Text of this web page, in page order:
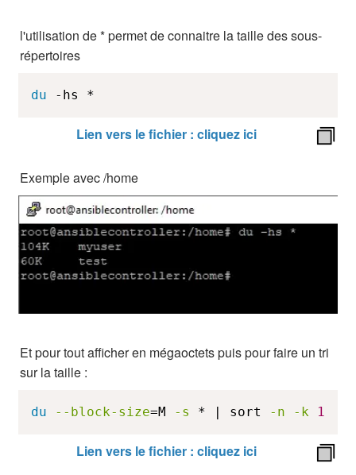
l'utilisation de * permet de connaitre la taille des sous-
répertoires
du -hs *
Lien vers le fichier : cliquez ici
Exemple avec /home
Et pour tout afficher en mégaoctets puis pour faire un tri
sur la taille :
du --block-size=M -s * | sort -n -k 1
Lien vers le fichier : cliquez ici